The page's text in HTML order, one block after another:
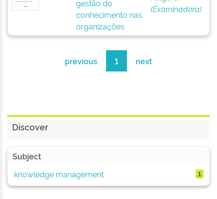
gestão do
conhecimento nas
organizações
(Examinadora)
previous 1 next
Discover
Subject
knowledge management
1